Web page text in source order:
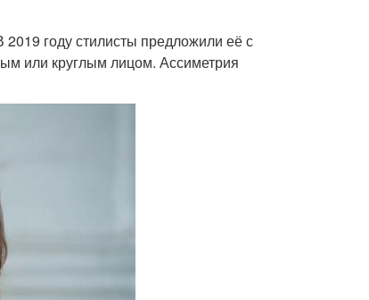
2019 году стилисты предложили её с
или круглым лицом. Ассиметрия